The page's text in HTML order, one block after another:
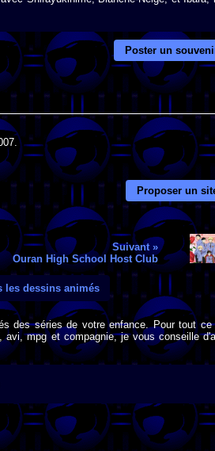
Poster un
Proposer un
Suivant »
Ouran High School Host Club
les dessins animés
des séries de votre enfance. Pour tout ce
avi, mpg et compagnie, je vous conseille